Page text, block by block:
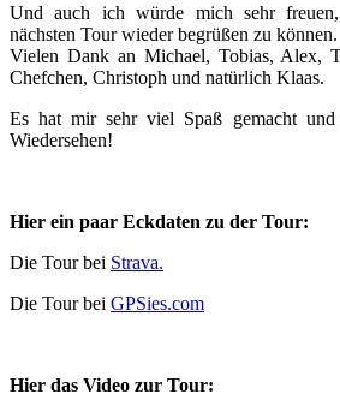
Und auch ich würde mich sehr
nächsten Tour wieder begrüßen zu können.
Vielen Dank an Michael, Tobias, Alex,
Chefchen, Christoph und natürlich Klaas.
Es hat mir sehr viel Spaß gemacht
Wiedersehen!
Hier ein paar Eckdaten zu der Tour:
Die Tour bei Strava.
Die Tour bei GPSies.com
Hier das Video zur Tour: